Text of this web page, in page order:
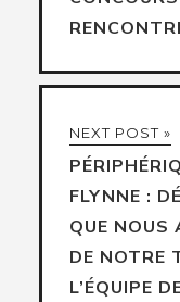
NEXT POST »
FLYNNE :
QUE NOUS
DE NOTRE
L’ÉQUIPE